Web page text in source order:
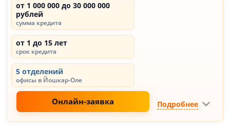
от 1 000 000 до 30 000 000
рублей
сумма кредита
от 1 до 15 лет
срок кредита
5 отделений
офисы в Йошкар-Оле
Онлайн-заявка Подробнее